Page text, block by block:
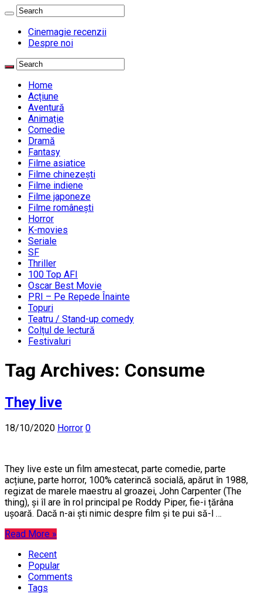
Cinemagie recenzii
Despre noi
Home
Acțiune
Aventură
Animație
Comedie
Dramă
Fantasy
Filme asiatice
Filme chinezești
Filme indiene
Filme japoneze
Filme românești
Horror
K-movies
Seriale
SF
Thriller
100 Top AFI
Oscar Best Movie
PRI – Pe Repede Înainte
Topuri
Teatru / Stand-up comedy
Colțul de lectură
Festivaluri
Tag Archives: Consume
They live
18/10/2020 Horror 0
They live este un film amestecat, parte comedie, parte
acțiune, parte horror, 100% caterincă socială, apărut în 1988,
regizat de marele maestru al groazei, John Carpenter (The
thing), și îl are în rol principal pe Roddy Piper, fie-i țărâna
ușoară. Dacă n-ai ști nimic despre film și te pui să-l …
Read More »
Recent
Popular
Comments
Tags